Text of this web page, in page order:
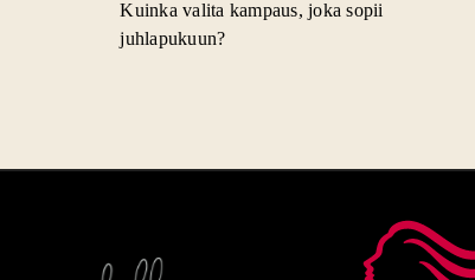
Kuinka valita kampaus, joka sopii
juhlapukuun?